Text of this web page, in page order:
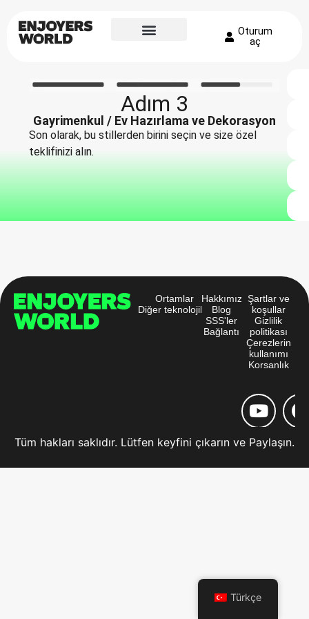
Oturum
aç
Adım 3
Gayrimenkul / Ev Hazırlama ve Dekorasyon
Son olarak, bu stillerden birini seçin ve size özel
teklifinizi alın.
Ortamlar
Diğer teknolojiler
Hakkımızda
Blog
SSS'ler
Bağlantı
Şartlar ve
koşullar
Gizlilik
politikası
Çerezlerin
kullanımı
Korsanlık
Tüm hakları saklıdır. Lütfen keyfini çıkarın ve Paylaşın.
Türkçe